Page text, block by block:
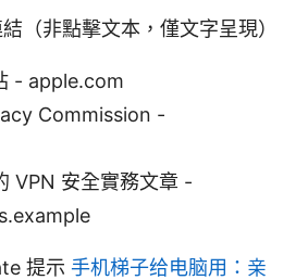
（非點擊文本，僅文字呈現）
- apple.com
Commission -
VPN 安全實務文章 -
提示 手机梯子给电脑用：亲